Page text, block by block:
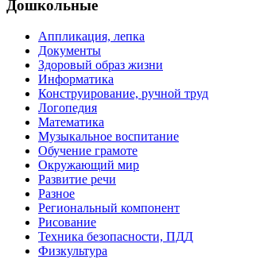
Дошкольные
Аппликация, лепка
Документы
Здоровый образ жизни
Информатика
Конструирование, ручной труд
Логопедия
Математика
Музыкальное воспитание
Обучение грамоте
Окружающий мир
Развитие речи
Разное
Региональный компонент
Рисование
Техника безопасности, ПДД
Физкультура